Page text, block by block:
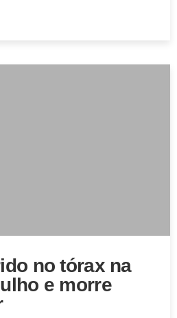
no tórax na
e morre